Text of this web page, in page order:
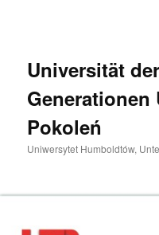
Universität
Generationen
Pokoleń
Uniwersytet Humboldtów,